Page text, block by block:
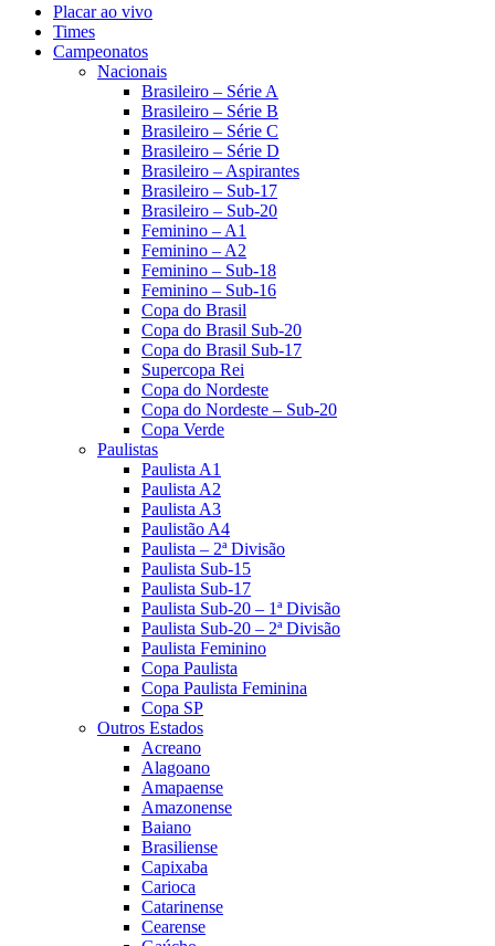
Placar ao vivo
Times
Campeonatos
Nacionais
Brasileiro – Série A
Brasileiro – Série B
Brasileiro – Série C
Brasileiro – Série D
Brasileiro – Aspirantes
Brasileiro – Sub-17
Brasileiro – Sub-20
Feminino – A1
Feminino – A2
Feminino – Sub-18
Feminino – Sub-16
Copa do Brasil
Copa do Brasil Sub-20
Copa do Brasil Sub-17
Supercopa Rei
Copa do Nordeste
Copa do Nordeste – Sub-20
Copa Verde
Paulistas
Paulista A1
Paulista A2
Paulista A3
Paulistão A4
Paulista – 2ª Divisão
Paulista Sub-15
Paulista Sub-17
Paulista Sub-20 – 1ª Divisão
Paulista Sub-20 – 2ª Divisão
Paulista Feminino
Copa Paulista
Copa Paulista Feminina
Copa SP
Outros Estados
Acreano
Alagoano
Amapaense
Amazonense
Baiano
Brasiliense
Capixaba
Carioca
Catarinense
Cearense